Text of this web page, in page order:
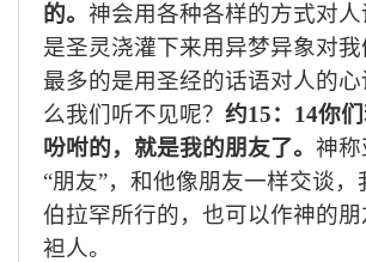
的。 神会用各种各样的方式对
是圣灵浇灌下来用异梦异象对
最多的是用圣经的话语对人的
么我们听不见呢？ 约15： 14你
吩咐的，就是我的朋友了。 神称
“朋友”，和他像朋友一样交谈，
伯拉罕所行的，也可以作神的
袒人。